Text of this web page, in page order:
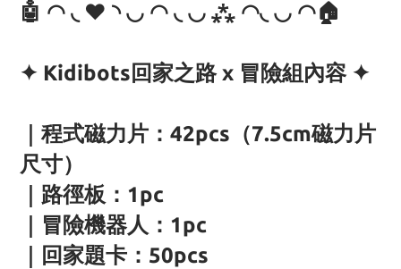
🤖 ◠ ◟ ❤ ◝ ◡ ◠ ◟ ◡ ⁂ ◠◟ ◡ ◠🏠
✦ Kidibots回家之路 x 冒險組內容 ✦
｜程式磁力片：42pcs（7.5cm磁力片
尺寸）
｜路徑板：1pc
｜冒險機器人：1pc
｜回家題卡：50pcs